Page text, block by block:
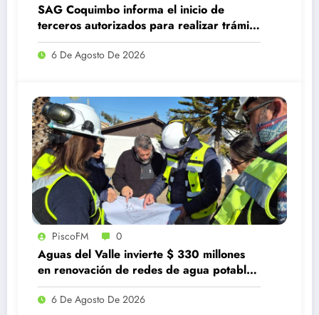
SAG Coquimbo informa el inicio de
terceros autorizados para realizar trámite
de subdivisión de predios rústicos
6 De Agosto De 2026
PiscoFM 0
Aguas del Valle invierte $ 330 millones
en renovación de redes de agua potable
en Guanaqueros
6 De Agosto De 2026